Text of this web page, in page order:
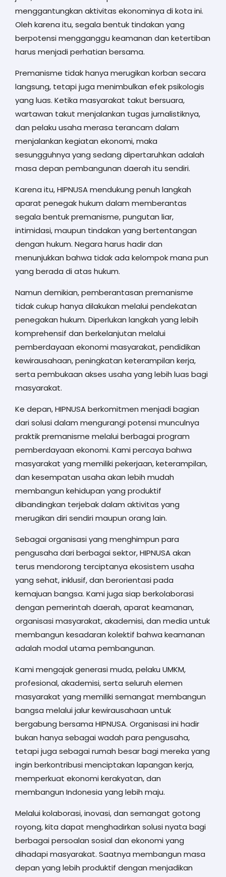
menggantungkan aktivitas ekonominya di kota ini.
Oleh karena itu, segala bentuk tindakan yang
berpotensi mengganggu keamanan dan ketertiban
harus menjadi perhatian bersama.
Premanisme tidak hanya merugikan korban secara
langsung, tetapi juga menimbulkan efek psikologis
yang luas. Ketika masyarakat takut bersuara,
wartawan takut menjalankan tugas jurnalistiknya,
dan pelaku usaha merasa terancam dalam
menjalankan kegiatan ekonomi, maka
sesungguhnya yang sedang dipertaruhkan adalah
masa depan pembangunan daerah itu sendiri.
Karena itu, HIPNUSA mendukung penuh langkah
aparat penegak hukum dalam memberantas
segala bentuk premanisme, pungutan liar,
intimidasi, maupun tindakan yang bertentangan
dengan hukum. Negara harus hadir dan
menunjukkan bahwa tidak ada kelompok mana pun
yang berada di atas hukum.
Namun demikian, pemberantasan premanisme
tidak cukup hanya dilakukan melalui pendekatan
penegakan hukum. Diperlukan langkah yang lebih
komprehensif dan berkelanjutan melalui
pemberdayaan ekonomi masyarakat, pendidikan
kewirausahaan, peningkatan keterampilan kerja,
serta pembukaan akses usaha yang lebih luas bagi
masyarakat.
Ke depan, HIPNUSA berkomitmen menjadi bagian
dari solusi dalam mengurangi potensi munculnya
praktik premanisme melalui berbagai program
pemberdayaan ekonomi. Kami percaya bahwa
masyarakat yang memiliki pekerjaan, keterampilan,
dan kesempatan usaha akan lebih mudah
membangun kehidupan yang produktif
dibandingkan terjebak dalam aktivitas yang
merugikan diri sendiri maupun orang lain.
Sebagai organisasi yang menghimpun para
pengusaha dari berbagai sektor, HIPNUSA akan
terus mendorong terciptanya ekosistem usaha
yang sehat, inklusif, dan berorientasi pada
kemajuan bangsa. Kami juga siap berkolaborasi
dengan pemerintah daerah, aparat keamanan,
organisasi masyarakat, akademisi, dan media untuk
membangun kesadaran kolektif bahwa keamanan
adalah modal utama pembangunan.
Kami mengajak generasi muda, pelaku UMKM,
profesional, akademisi, serta seluruh elemen
masyarakat yang memiliki semangat membangun
bangsa melalui jalur kewirausahaan untuk
bergabung bersama HIPNUSA. Organisasi ini hadir
bukan hanya sebagai wadah para pengusaha,
tetapi juga sebagai rumah besar bagi mereka yang
ingin berkontribusi menciptakan lapangan kerja,
memperkuat ekonomi kerakyatan, dan
membangun Indonesia yang lebih maju.
Melalui kolaborasi, inovasi, dan semangat gotong
royong, kita dapat menghadirkan solusi nyata bagi
berbagai persoalan sosial dan ekonomi yang
dihadapi masyarakat. Saatnya membangun masa
depan yang lebih produktif dengan menjadikan